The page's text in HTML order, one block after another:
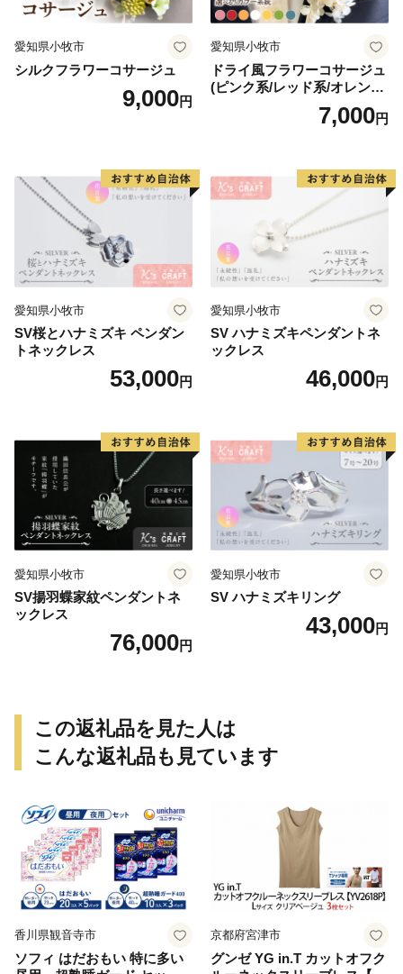
愛知県小牧市
シルクフラワーコサージュ
9,000円
愛知県小牧市
ドライ風フラワーコサージュ
(ピンク系/レッド系/オレンジ
系/ホワイト系/イエロー系/グ
リーン系/ブルー系）7,000円
愛知県小牧市
SV桜とハナミズキ ペンダン
トネックレス
53,000円
愛知県小牧市
SV ハナミズキペンダントネ
ックレス
46,000円
愛知県小牧市
SV揚羽蝶家紋ペンダントネ
ックレス
76,000円
愛知県小牧市
SV ハナミズキリング
43,000円
この返礼品を見た人は
こんな返礼品も見ています
香川県観音寺市
ソフィ はだおもい 特に多い
京都府宮津市
グンゼ YG in.T カットオフク